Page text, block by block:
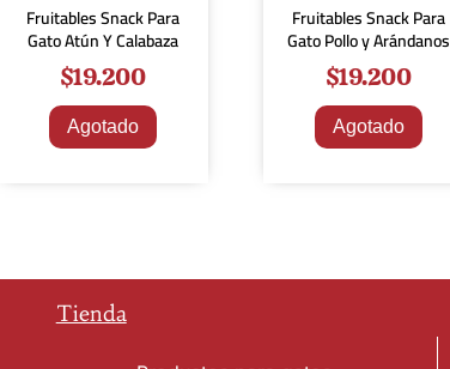
Fruitables Snack Para
Gato Atún Y Calabaza
$19.200
Agotado
Fruitables Snack Para
Gato Pollo y Arándanos
$19.200
Agotado
Tienda